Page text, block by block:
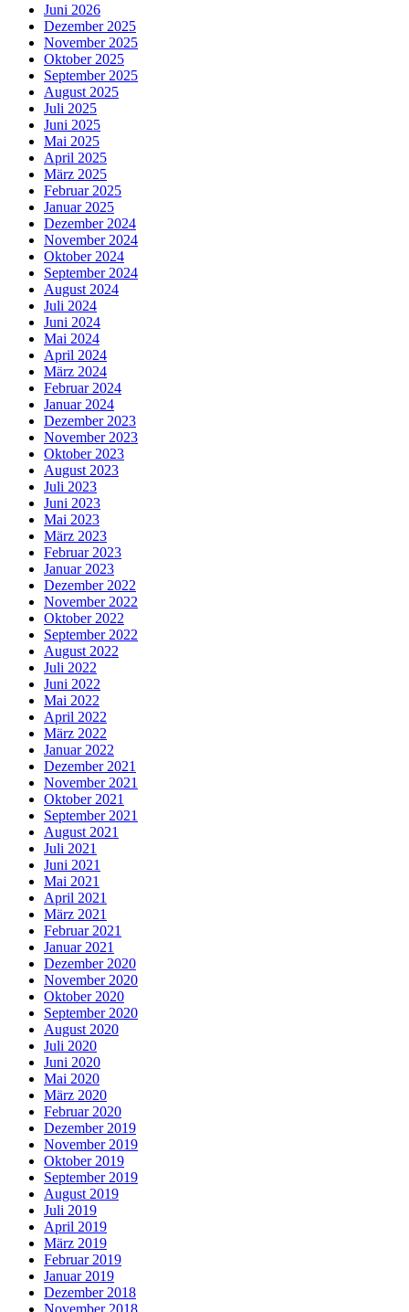
Juni 2026
Dezember 2025
November 2025
Oktober 2025
September 2025
August 2025
Juli 2025
Juni 2025
Mai 2025
April 2025
März 2025
Februar 2025
Januar 2025
Dezember 2024
November 2024
Oktober 2024
September 2024
August 2024
Juli 2024
Juni 2024
Mai 2024
April 2024
März 2024
Februar 2024
Januar 2024
Dezember 2023
November 2023
Oktober 2023
August 2023
Juli 2023
Juni 2023
Mai 2023
März 2023
Februar 2023
Januar 2023
Dezember 2022
November 2022
Oktober 2022
September 2022
August 2022
Juli 2022
Juni 2022
Mai 2022
April 2022
März 2022
Januar 2022
Dezember 2021
November 2021
Oktober 2021
September 2021
August 2021
Juli 2021
Juni 2021
Mai 2021
April 2021
März 2021
Februar 2021
Januar 2021
Dezember 2020
November 2020
Oktober 2020
September 2020
August 2020
Juli 2020
Juni 2020
Mai 2020
März 2020
Februar 2020
Dezember 2019
November 2019
Oktober 2019
September 2019
August 2019
Juli 2019
April 2019
März 2019
Februar 2019
Januar 2019
Dezember 2018
November 2018